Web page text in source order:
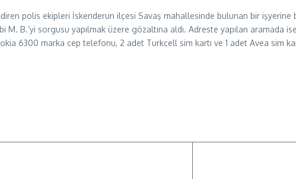
polis ekipleri İskenderun ilçesi Savaş mahallesinde bulunan bir işyerine
M. B.’yi sorgusu yapılmak üzere gözaltına aldı. Adreste yapılan
6300 marka cep telefonu, 2 adet Turkcell sim kartı ve 1 adet Avea sim